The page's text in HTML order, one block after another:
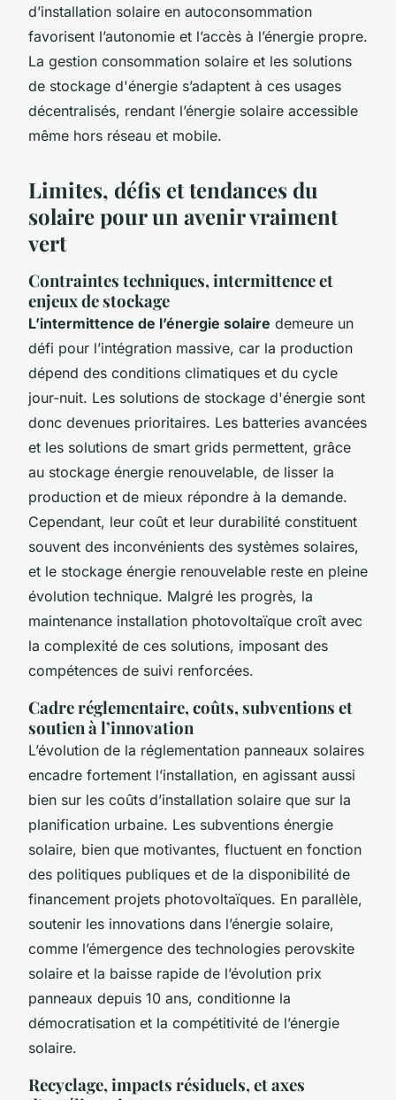
d’installation solaire en autoconsommation
favorisent l’autonomie et l’accès à l’énergie propre.
La gestion consommation solaire et les solutions
de stockage d'énergie s’adaptent à ces usages
décentralisés, rendant l’énergie solaire accessible
même hors réseau et mobile.
Limites, défis et tendances du
solaire pour un avenir vraiment
vert
Contraintes techniques, intermittence et
enjeux de stockage
L’intermittence de l’énergie solaire demeure un
défi pour l’intégration massive, car la production
dépend des conditions climatiques et du cycle
jour-nuit. Les solutions de stockage d'énergie sont
donc devenues prioritaires. Les batteries avancées
et les solutions de smart grids permettent, grâce
au stockage énergie renouvelable, de lisser la
production et de mieux répondre à la demande.
Cependant, leur coût et leur durabilité constituent
souvent des inconvénients des systèmes solaires,
et le stockage énergie renouvelable reste en pleine
évolution technique. Malgré les progrès, la
maintenance installation photovoltaïque croît avec
la complexité de ces solutions, imposant des
compétences de suivi renforcées.
Cadre réglementaire, coûts, subventions et
soutien à l’innovation
L’évolution de la réglementation panneaux solaires
encadre fortement l’installation, en agissant aussi
bien sur les coûts d’installation solaire que sur la
planification urbaine. Les subventions énergie
solaire, bien que motivantes, fluctuent en fonction
des politiques publiques et de la disponibilité de
financement projets photovoltaïques. En parallèle,
soutenir les innovations dans l’énergie solaire,
comme l’émergence des technologies perovskite
solaire et la baisse rapide de l’évolution prix
panneaux depuis 10 ans, conditionne la
démocratisation et la compétitivité de l’énergie
solaire.
Recyclage, impacts résiduels, et axes